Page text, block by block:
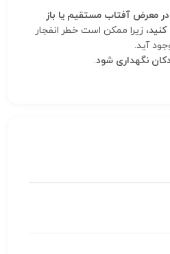
در معرض آفتاب مستقیم یا باز
، زیرا ممکن است خطر انفجار
آید.
نگهداری شود.